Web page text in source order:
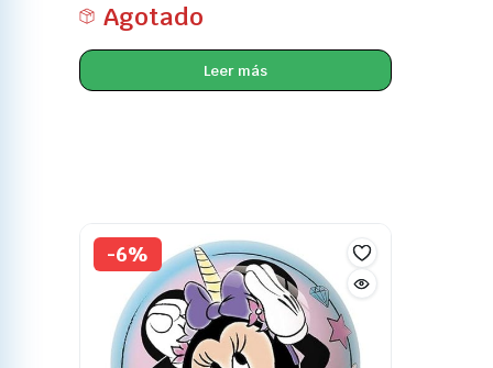
Agotado
Leer más
-6%